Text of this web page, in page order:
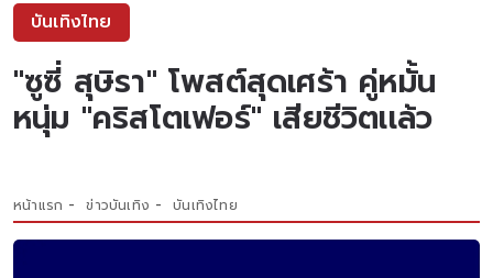
บันเทิงไทย
"ซูซี่ สุษิรา" โพสต์สุดเศร้า คู่หมั้น
หนุ่ม "คริสโตเฟอร์" เสียชีวิตเเล้ว
หน้าแรก ข่าวบันเทิง บันเทิงไทย